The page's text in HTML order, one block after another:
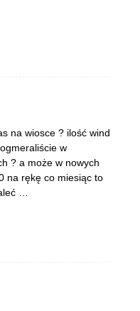
na wiosce ? ilość wind
w
? a może w nowych
na rękę co miesiąc to
…